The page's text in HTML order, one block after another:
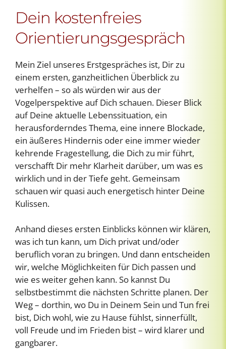
Dein kostenfreies
Orientierungsgespräch
Mein Ziel unseres Erstgespräches ist, Dir zu
einem ersten, ganzheitlichen Überblick zu
verhelfen – so als würden wir aus der
Vogelperspektive auf Dich schauen. Dieser Blick
auf Deine aktuelle Lebenssituation, ein
herausforderndes Thema, eine innere Blockade,
ein äußeres Hindernis oder eine immer wieder
kehrende Fragestellung, die Dich zu mir führt,
verschafft Dir mehr Klarheit darüber, um was es
wirklich und in der Tiefe geht. Gemeinsam
schauen wir quasi auch energetisch hinter Deine
Kulissen.
Anhand dieses ersten Einblicks können wir klären,
was ich tun kann, um Dich privat und/oder
beruflich voran zu bringen. Und dann entscheiden
wir, welche Möglichkeiten für Dich passen und
wie es weiter gehen kann. So kannst Du
selbstbestimmt die nächsten Schritte planen. Der
Weg – dorthin, wo Du in Deinem Sein und Tun frei
bist, Dich wohl, wie zu Hause fühlst, sinnerfüllt,
voll Freude und im Frieden bist – wird klarer und
gangbarer.